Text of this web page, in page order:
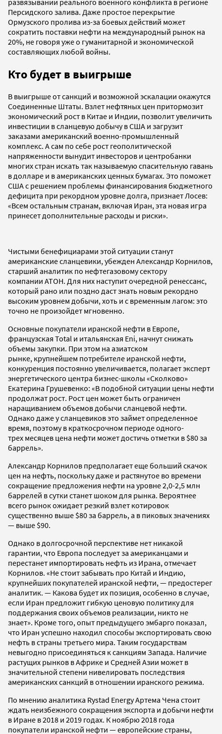
Персидского залива. Даже простое перекрытие
Ормузского пролива из-за боевых действий может
сократить поставки нефти на международный рынок на
20%, не говоря уже о гуманитарной и экономической
составляющих любой войны.
Кто будет в выигрыше
В выигрыше от санкций и возможной эскалации окажутся
Соединенные Штаты. Взлет нефтяных цен притормозит
экономический рост в Китае и Индии, позволит увеличить
инвестиции в сланцевую добычу в США и загрузит
заказами американский военно-промышленный
комплекс. А сам по себе рост геополитической
напряженности вынудит инвесторов и центробанки
многих стран искать так называемую спасительную гавань
в долларе и в американских ценных бумагах. Это поможет
США с решением проблемы финансирования бюджетного
дефицита при рекордном уровне долга, признает Лосев:
«Всем остальным странам, включая Иран, эта новая игра
принесет дополнительные расходы и риски».
Чистыми бенефициарами этой ситуации станут
американские сланцевики, убежден Александр Корнилов,
старший аналитик по нефтегазовому сектору
компании АТОН. Для них наступит очередной ренессанс,
который рано или поздно даст знать новым рекордно
высоким уровнем добычи, хоть и с временным лагом: это
точно не произойдет мгновенно.
Основные покупатели иранской нефти в Европе,
французская Total и итальянская Eni, начнут снижать
объемы закупки. При этом на азиатском
рынке, крупнейшем потребителе иранской нефти,
конкуренция постоянно увеличивается, полагает эксперт
энергетического центра бизнес-школы «Сколково»
Екатерина Грушевенко: «В подобной ситуации цены нефти
продолжат рост. Рост цен может быть ограничен
наращиванием объемов добычи сланцевой нефти.
Однако даже у сланцевиков это займет определенное
время, поэтому в краткосрочном периоде одного-
трех месяцев цена нефти может достичь отметки в $80 за
баррель».
Александр Корнилов предполагает еще больший скачок
цен на нефть, поскольку даже и растянутое во времени
сокращение предложения нефти на уровне 2,0-2,5 млн
баррелей в сутки станет шоком для рынка. Вероятнее
всего рынок ожидает резкий взлет котировок
существенно выше $80 за баррель, а в пиковых значениях
— выше $90.
Однако в долгосрочной перспективе нет никакой
гарантии, что Европа последует за американцами и
перестанет импортировать нефть из Ирана, отмечает
Корнилов. «Не стоит забывать про Китай и Индию,
крупнейших покупателей иранской нефти, — предостерег
аналитик. — Какова будет их позиция, особенно в случае,
если Иран предложит гибкую ценовую политику для
поддержания своих объемов реализации, никто не
знает». Кроме того, опыт предыдущего эмбарго показал,
что Иран успешно находил способы экспортировать свою
нефть в страны третьего мира. Таким государствам
невыгодно присоединяться к санкциям Запада. Наличие
растущих рынков в Африке и Средней Азии может в
значительной степени нивелировать последствия
американских санкций в отношении иранского режима.
По мнению аналитика Rystad Energy Артема Чена стоит
ждать неизбежного сокращения экспорта и добычи нефти
в Иране в 2018 и 2019 годах. К ноябрю 2018 года
покупатели иранской нефти — европейские страны,